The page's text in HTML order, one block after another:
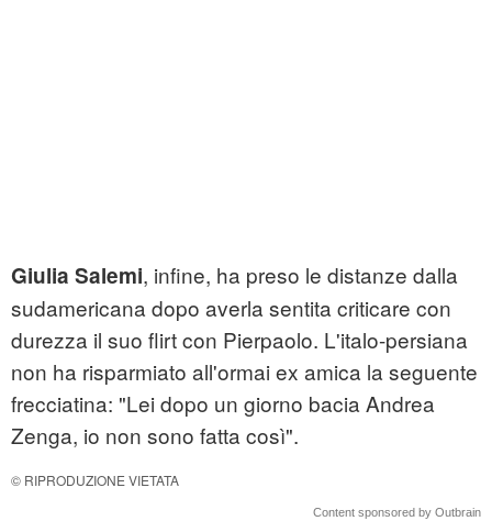
Giulia Salemi, infine, ha preso le distanze dalla
sudamericana dopo averla sentita criticare con
durezza il suo flirt con Pierpaolo. L'italo-persiana
non ha risparmiato all'ormai ex amica la seguente
frecciatina: "Lei dopo un giorno bacia Andrea
Zenga, io non sono fatta così".
© RIPRODUZIONE VIETATA
Content sponsored by Outbrain